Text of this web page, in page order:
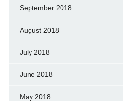
September 2018
August 2018
July 2018
June 2018
May 2018